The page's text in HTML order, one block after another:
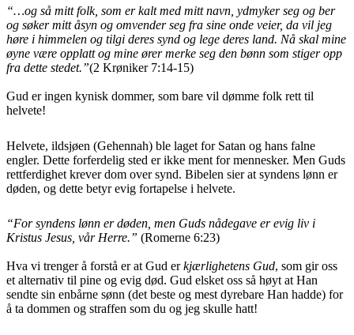
“…og så mitt folk, som er kalt med mitt navn, ydmyker seg og ber
og søker mitt åsyn og omvender seg fra sine onde veier, da vil jeg
høre i himmelen og tilgi deres synd og lege deres land. Nå skal mine
øyne være opplatt og mine ører merke seg den bønn som stiger opp
fra dette stedet.”(2 Krøniker 7:14-15)
Gud er ingen kynisk dommer, som bare vil dømme folk rett til
helvete!
Helvete, ildsjøen (Gehennah) ble laget for Satan og hans falne
engler. Dette forferdelig sted er ikke ment for mennesker. Men Guds
rettferdighet krever dom over synd. Bibelen sier at syndens lønn er
døden, og dette betyr evig fortapelse i helvete.
“For syndens lønn er døden, men Guds nådegave er evig liv i
Kristus Jesus, vår Herre.” (Romerne 6:23)
Hva vi trenger å forstå er at Gud erkjærlighetens Gud, som gir oss
et alternativ til pine og evig død. Gud elsket oss så høyt at Han
sendte sin enbårne sønn (det beste og mest dyrebare Han hadde) for
å ta dommen og straffen som du og jeg skulle hatt!